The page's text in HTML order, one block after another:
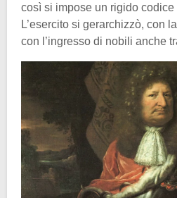
così si impose un rigido codice
L’esercito si gerarchizzò, con
con l’ingresso di nobili anche